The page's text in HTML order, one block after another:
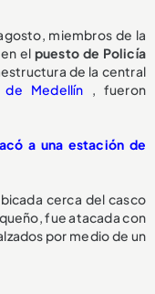
miembros de la
el puesto de Policía
de la central
de Medellín , fueron
a una estación de
cerca del casco
fue atacada con
por medio de un